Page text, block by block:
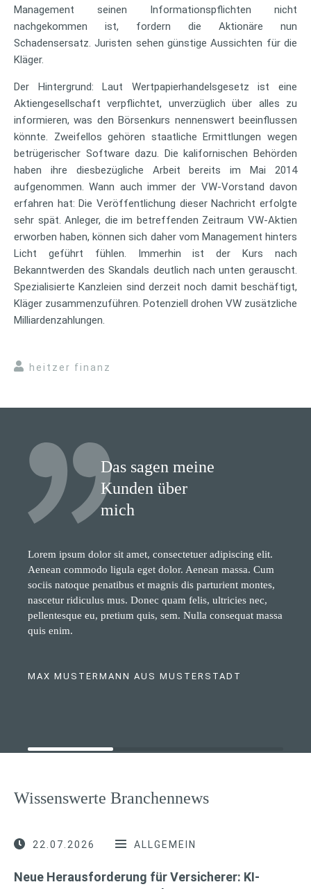
Management seinen Informationspflichten nicht
nachgekommen ist, fordern die Aktionäre nun
Schadensersatz. Juristen sehen günstige Aussichten für die
Kläger.
Der Hintergrund: Laut Wertpapierhandelsgesetz ist eine
Aktiengesellschaft verpflichtet, unverzüglich über alles zu
informieren, was den Börsenkurs nennenswert beeinflussen
könnte. Zweifellos gehören staatliche Ermittlungen wegen
betrügerischer Software dazu. Die kalifornischen Behörden
haben ihre diesbezügliche Arbeit bereits im Mai 2014
aufgenommen. Wann auch immer der VW-Vorstand davon
erfahren hat: Die Veröffentlichung dieser Nachricht erfolgte
sehr spät. Anleger, die im betreffenden Zeitraum VW-Aktien
erworben haben, können sich daher vom Management hinters
Licht geführt fühlen. Immerhin ist der Kurs nach
Bekanntwerden des Skandals deutlich nach unten gerauscht.
Spezialisierte Kanzleien sind derzeit noch damit beschäftigt,
Kläger zusammenzuführen. Potenziell drohen VW zusätzliche
Milliardenzahlungen.
heitzer finanz
Das sagen meine
Kunden über
mich
Lorem ipsum dolor sit amet, consectetuer adipiscing elit.
Aenean commodo ligula eget dolor. Aenean massa. Cum
sociis natoque penatibus et magnis dis parturient montes,
nascetur ridiculus mus. Donec quam felis, ultricies nec,
pellentesque eu, pretium quis, sem. Nulla consequat massa
quis enim.
MAX MUSTERMANN AUS MUSTERSTADT
Wissenswerte Branchennews
22.07.2026 ALLGEMEIN
Neue Herausforderung für Versicherer: KI-